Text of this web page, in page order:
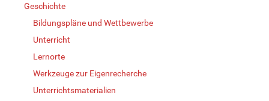
Geschichte
Bildungspläne und Wettbewerbe
Unterricht
Lernorte
Werkzeuge zur Eigenrecherche
Unterrichtsmaterialien